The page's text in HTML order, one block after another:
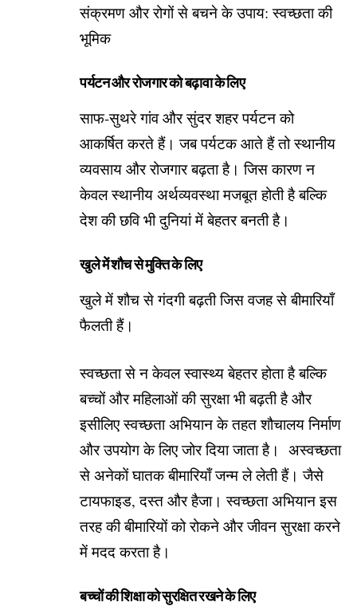
संक्रमण और रोगों से बचने के उपाय: स्वच्छता की
भूमिक
पर्यटन और रोजगार को बढ़ावा के लिए
साफ-सुथरे गांव और सुंदर शहर पर्यटन को
आकर्षित करते हैं। जब पर्यटक आते हैं तो स्थानीय
व्यवसाय और रोजगार बढ़ता है। जिस कारण न
केवल स्थानीय अर्थव्यवस्था मजबूत होती है बल्कि
देश की छवि भी दुनियां में बेहतर बनती है।
खुले में शौच से मुक्ति के लिए
खुले में शौच से गंदगी बढ़ती जिस वजह से बीमारियाँ
फैलती हैं।
स्वच्छता से न केवल स्वास्थ्य बेहतर होता है बल्कि
बच्चों और महिलाओं की सुरक्षा भी बढ़ती है और
इसीलिए स्वच्छता अभियान के तहत शौचालय निर्माण
और उपयोग के लिए जोर दिया जाता है। अस्वच्छता
से अनेकों घातक बीमारियाँ जन्म ले लेती हैं। जैसे
टायफाइड, दस्त और हैजा। स्वच्छता अभियान इस
तरह की बीमारियों को रोकने और जीवन सुरक्षा करने
में मदद करता है।
बच्चों की शिक्षा को सुरक्षित रखने के लिए